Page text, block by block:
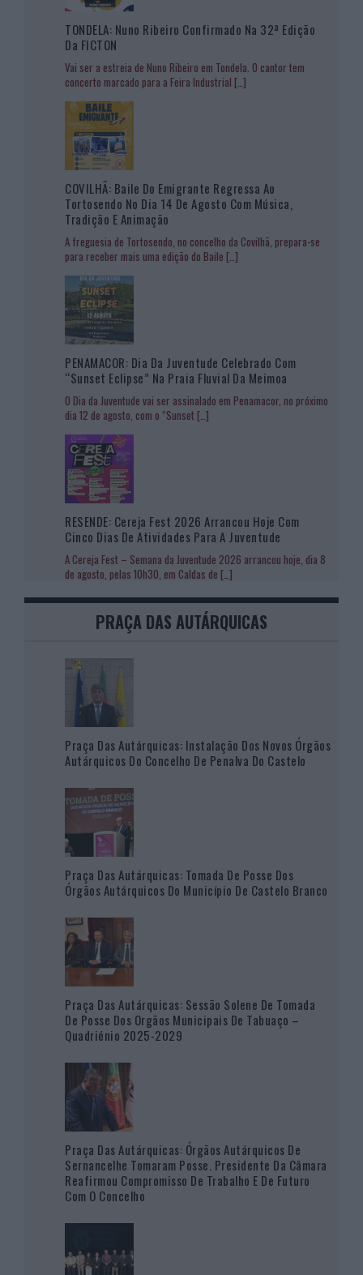
TONDELA: Nuno Ribeiro Confirmado Na 32ª Edição
Da FICTON
Vai ser a estreia de Nuno Ribeiro em Tondela. O cantor tem
concerto marcado para a Feira Industrial […]
COVILHÃ: Baile Do Emigrante Regressa Ao
Tortosendo No Dia 14 De Agosto Com Música,
Tradição E Animação
A freguesia de Tortosendo, no concelho da Covilhã, prepara-se
para receber mais uma edição do Baile […]
PENAMACOR: Dia Da Juventude Celebrado Com
“Sunset Eclipse” Na Praia Fluvial Da Meimoa
O Dia da Juventude vai ser assinalado em Penamacor, no próximo
dia 12 de agosto, com o “Sunset […]
RESENDE: Cereja Fest 2026 Arrancou Hoje Com
Cinco Dias De Atividades Para A Juventude
A Cereja Fest – Semana da Juventude 2026 arrancou hoje, dia 8
de agosto, pelas 10h30, em Caldas de […]
PRAÇA DAS AUTÁRQUICAS
Praça Das Autárquicas: Instalação Dos Novos Órgãos
Autárquicos Do Concelho De Penalva Do Castelo
Praça Das Autárquicas: Tomada De Posse Dos
Órgãos Autárquicos Do Município De Castelo Branco
Praça Das Autárquicas: Sessão Solene De Tomada
De Posse Dos Orgãos Municipais De Tabuaço –
Quadriénio 2025-2029
Praça Das Autárquicas: Órgãos Autárquicos De
Sernancelhe Tomaram Posse. Presidente Da Câmara
Reafirmou Compromisso De Trabalho E De Futuro
Com O Concelho